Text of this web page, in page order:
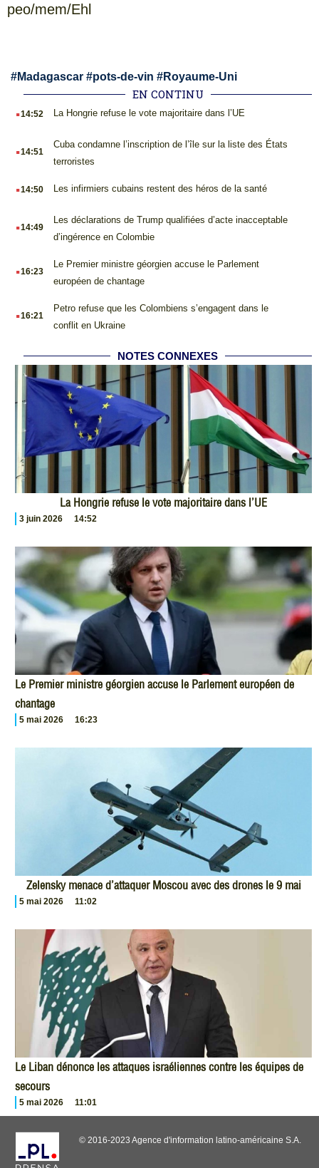
peo/mem/Ehl
#Madagascar #pots-de-vin #Royaume-Uni
EN CONTINU
.14:52 La Hongrie refuse le vote majoritaire dans l’UE
.14:51
Cuba condamne l’inscription de l’île sur la liste des États
terroristes
.14:50 Les infirmiers cubains restent des héros de la santé
.14:49
Les déclarations de Trump qualifiées d’acte inacceptable
d’ingérence en Colombie
.16:23
Le Premier ministre géorgien accuse le Parlement
européen de chantage
.16:21
Petro refuse que les Colombiens s’engagent dans le
conflit en Ukraine
NOTES CONNEXES
La Hongrie refuse le vote majoritaire dans l’UE
3 juin 2026 14:52
Le Premier ministre géorgien accuse le Parlement européen de
chantage
5 mai 2026 16:23
Zelensky menace d’attaquer Moscou avec des drones le 9 mai
5 mai 2026 11:02
Le Liban dénonce les attaques israéliennes contre les équipes de
secours
5 mai 2026 11:01
© 2016-2023 Agence d'information latino-américaine S.A.